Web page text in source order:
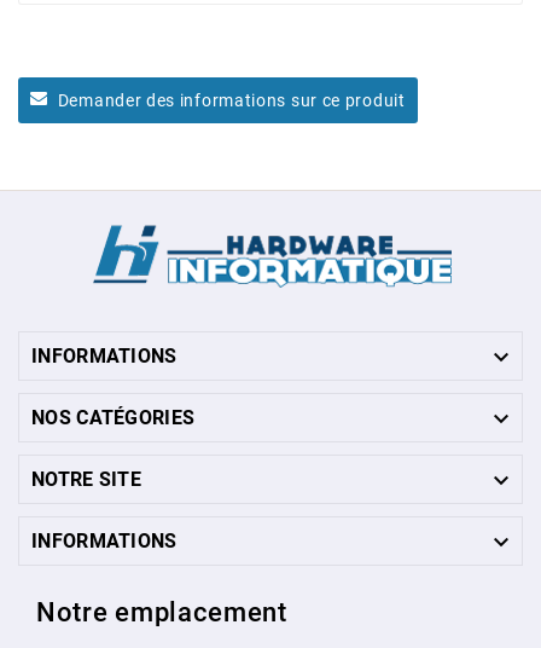
Demander des informations sur ce produit
INFORMATIONS 
NOS CATÉGORIES 
NOTRE SITE 
INFORMATIONS 
Notre emplacement